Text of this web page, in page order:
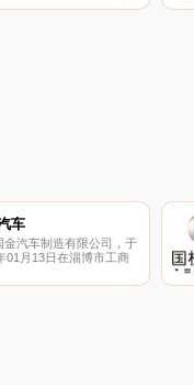
车
金汽车制造有限公司，于
01月13日在淄博市工商